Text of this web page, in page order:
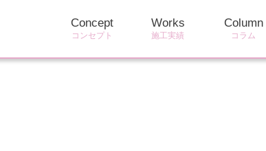
Concept
コンセプト
Works
施工実績
Column
コラム